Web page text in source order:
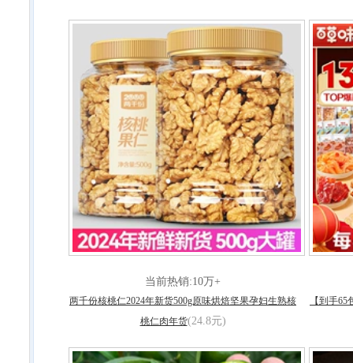
当前热销:10万+
两千份核桃仁2024年新货500g原味烘焙坚果孕妇生熟核
桃仁肉年货(24.8元)
【到手